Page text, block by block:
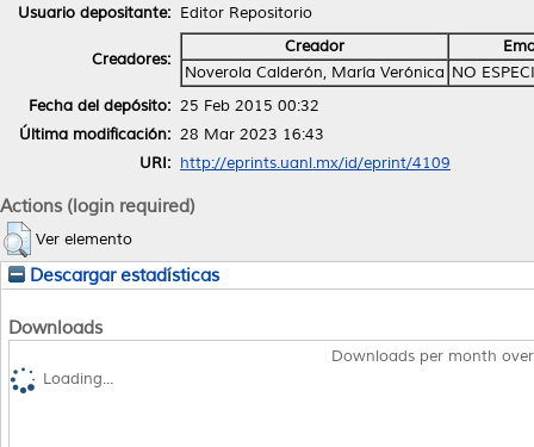
Usuario depositante: Editor Repositorio
Creadores:
Creador
Noverola Calderón, María Verónica NO
Fecha del depósito: 25 Feb 2015 00:32
Última modificación: 28 Mar 2023 16:43
URI: http://eprints.uanl.mx/id/eprint/4109
Actions (login required)
Ver elemento
Descargar estadísticas
Downloads
Downloads per month
Loading...